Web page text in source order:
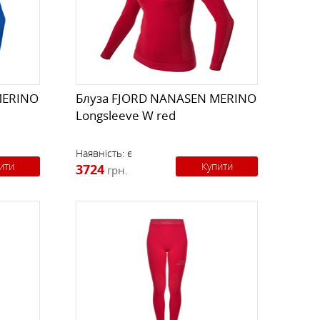
СТРАХУВАЛЬНІ СИСТЕМИ
НОЖІ, МУЛЬТИІНСТРУМЕНТ
РЕМКОМПЛЕКТИ,
ЗАПЛАТКИ
Блуза FJORD NANASEN MERINO
Longsleeve W red
Наявність: є
3724 грн. Купити